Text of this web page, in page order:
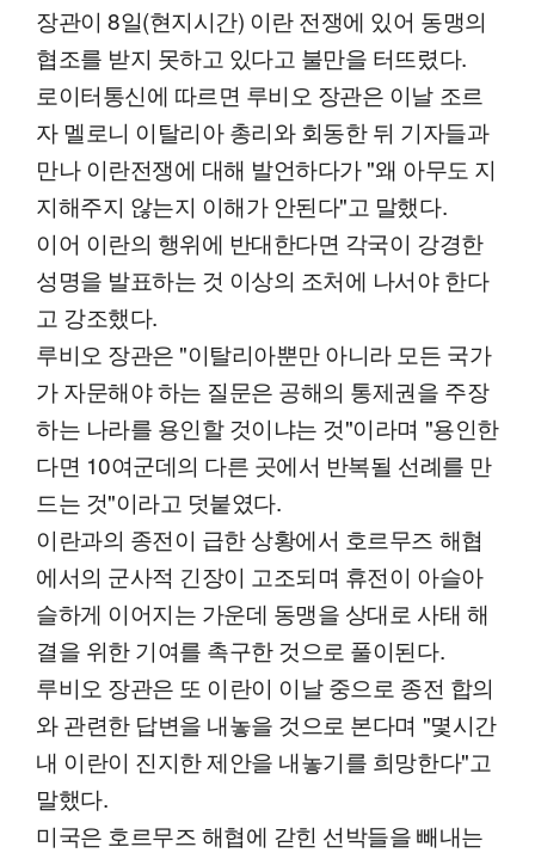
장관이 8일(현지시간) 이란 전쟁에 있어 동맹의
협조를 받지 못하고 있다고 불만을 터뜨렸다.
로이터통신에 따르면 루비오 장관은 이날 조르
자 멜로니 이탈리아 총리와 회동한 뒤 기자들과
만나 이란전쟁에 대해 발언하다가 "왜 아무도 지
지해주지 않는지 이해가 안된다"고 말했다.
이어 이란의 행위에 반대한다면 각국이 강경한
성명을 발표하는 것 이상의 조처에 나서야 한다
고 강조했다.
루비오 장관은 "이탈리아뿐만 아니라 모든 국가
가 자문해야 하는 질문은 공해의 통제권을 주장
하는 나라를 용인할 것이냐는 것"이라며 "용인한
다면 10여군데의 다른 곳에서 반복될 선례를 만
드는 것"이라고 덧붙였다.
이란과의 종전이 급한 상황에서 호르무즈 해협
에서의 군사적 긴장이 고조되며 휴전이 아슬아
슬하게 이어지는 가운데 동맹을 상대로 사태 해
결을 위한 기여를 촉구한 것으로 풀이된다.
루비오 장관은 또 이란이 이날 중으로 종전 합의
와 관련한 답변을 내놓을 것으로 본다며 "몇시간
내 이란이 진지한 제안을 내놓기를 희망한다"고
말했다.
미국은 호르무즈 해협에 갇힌 선박들을 빼내는